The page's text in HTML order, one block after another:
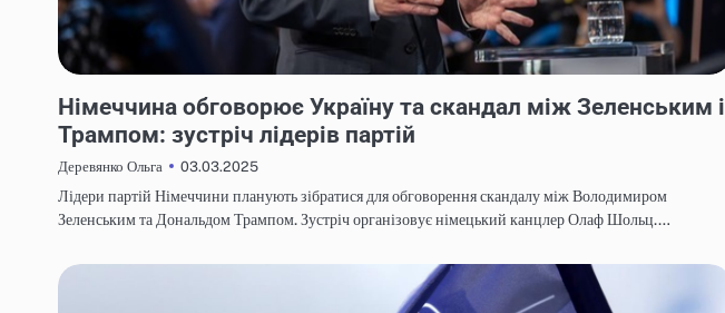
Німеччина обговорює Україну та скандал між Зеленським і
Трампом: зустріч лідерів партій
Деревянко Ольга 03.03.2025
Лідери партій Німеччини планують зібратися для обговорення скандалу між Володимиром
Зеленським та Дональдом Трампом. Зустріч організовує німецький канцлер Олаф Шольц.…